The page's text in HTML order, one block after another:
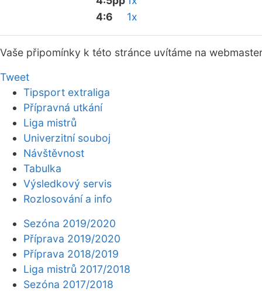
4:6
1x
Vaše připomínky k této stránce uvítáme na webmaster
Tweet
Tipsport extraliga
Přípravná utkání
Liga mistrů
Univerzitní souboj
Návštěvnost
Tabulka
Výsledkový servis
Rozlosování a info
Sezóna 2019/2020
Příprava 2019/2020
Příprava 2018/2019
Liga mistrů 2017/2018
Sezóna 2017/2018